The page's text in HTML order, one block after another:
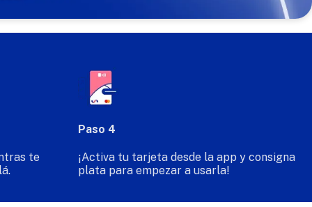
te
Paso 4
¡Activa tu tarjeta desde la app y consigna
plata para empezar a usarla!